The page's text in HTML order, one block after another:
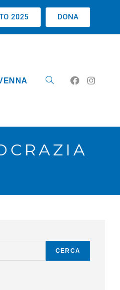
2025 DONA
CERCA